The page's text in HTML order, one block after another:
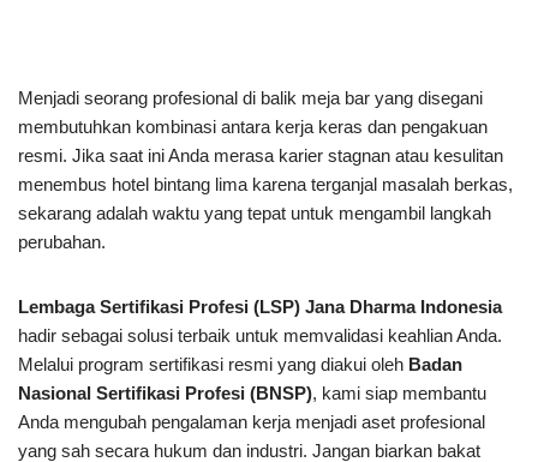
Menjadi seorang profesional di balik meja bar yang disegani
membutuhkan kombinasi antara kerja keras dan pengakuan
resmi. Jika saat ini Anda merasa karier stagnan atau kesulitan
menembus hotel bintang lima karena terganjal masalah berkas,
sekarang adalah waktu yang tepat untuk mengambil langkah
perubahan.
Lembaga Sertifikasi Profesi (LSP) Jana Dharma Indonesia
hadir sebagai solusi terbaik untuk memvalidasi keahlian Anda.
Melalui program sertifikasi resmi yang diakui oleh Badan
Nasional Sertifikasi Profesi (BNSP), kami siap membantu
Anda mengubah pengalaman kerja menjadi aset profesional
yang sah secara hukum dan industri. Jangan biarkan bakat